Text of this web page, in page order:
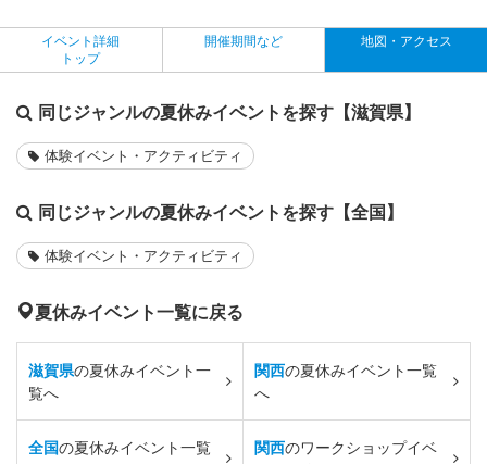
イベント詳細
トップ
開催期間など 地図・アクセス
同じジャンルの夏休みイベントを探す【滋賀県】
体験イベント・アクティビティ
同じジャンルの夏休みイベントを探す【全国】
体験イベント・アクティビティ
夏休みイベント一覧に戻る
滋賀県の夏休みイベント一
覧へ
関西の夏休みイベント一覧
へ
全国の夏休みイベント一覧
関西のワークショップイベ